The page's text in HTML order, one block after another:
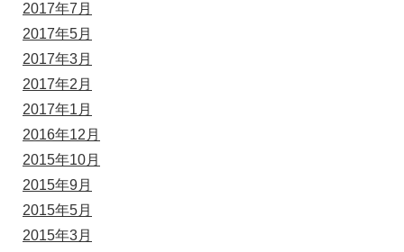
2017年7月
2017年5月
2017年3月
2017年2月
2017年1月
2016年12月
2015年10月
2015年9月
2015年5月
2015年3月